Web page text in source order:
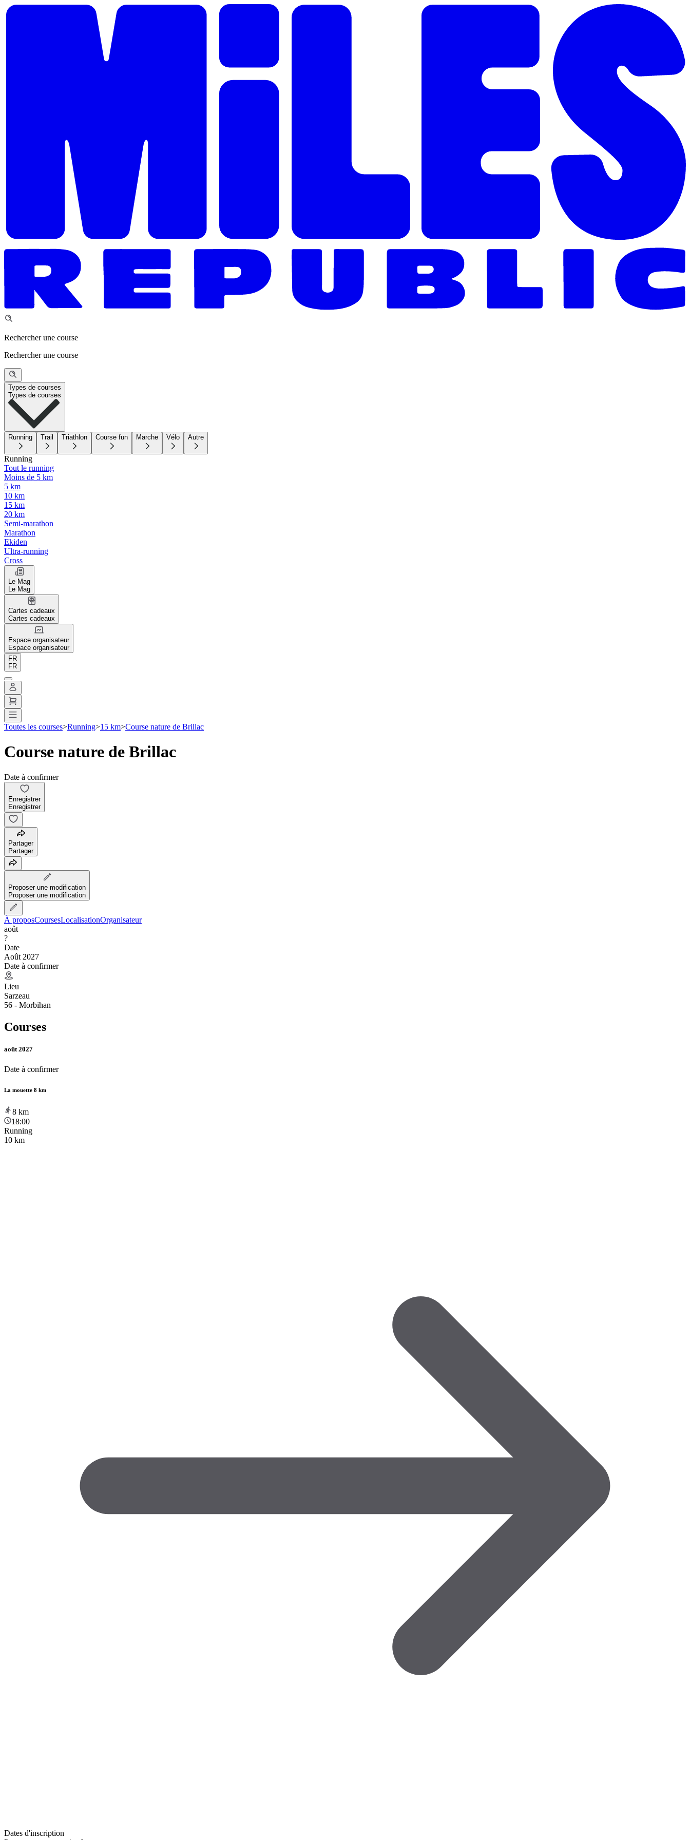
Rechercher une course
Rechercher une course
Types de courses
Types de courses
Running Trail Triathlon Course fun Marche Vélo Autre
Running
Tout le running
Moins de 5 km
5 km
10 km
15 km
20 km
Semi-marathon
Marathon
Ekiden
Ultra-running
Cross
Le Mag
Le Mag
Cartes cadeaux
Cartes cadeaux
Espace organisateur
Espace organisateur
FR
FR
Toutes les courses>Running>15 km>Course nature de Brillac
Course nature de Brillac
Date à confirmer
Enregistrer
Enregistrer
Partager
Partager
Proposer une modification
Proposer une modification
À proposCoursesLocalisationOrganisateur
août
?
Date
Août 2027
Date à confirmer
Lieu
Sarzeau
56 - Morbihan
Courses
août 2027
Date à confirmer
La mouette 8 km
8 km
18:00
Running
10 km
Dates d'inscription